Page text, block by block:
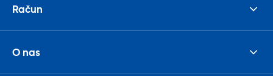
Račun
O nas